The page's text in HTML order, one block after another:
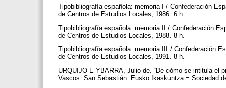
Tipobibliografía española: memoria I / Confederación
de Centros de Estudios Locales, 1986. 6 h.
Tipobibliografía española: memoria II / Confederación
de Centros de Estudios Locales, 1988. 8 h.
Tipobibliografía española: memoria III / Confederación
de Centros de Estudios Locales, 1991. 8 h.
URQUIJO E YBARRA, Julio de. “De cómo se intitula el
Vascos. San Sebastián: Eusko Ikaskuntza = Sociedad